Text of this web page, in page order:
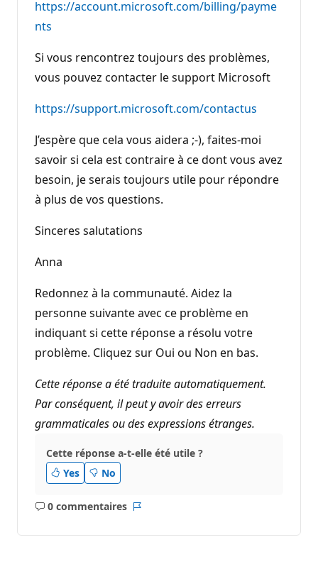
https://account.microsoft.com/billing/payme
nts
Si vous rencontrez toujours des problèmes,
vous pouvez contacter le support Microsoft
https://support.microsoft.com/contactus
J’espère que cela vous aidera ;-), faites-moi
savoir si cela est contraire à ce dont vous avez
besoin, je serais toujours utile pour répondre
à plus de vos questions.
Sinceres salutations
Anna
Redonnez à la communauté. Aidez la
personne suivante avec ce problème en
indiquant si cette réponse a résolu votre
problème. Cliquez sur Oui ou Non en bas.
Cette réponse a été traduite automatiquement.
Par conséquent, il peut y avoir des erreurs
grammaticales ou des expressions étranges.
Cette réponse a-t-elle été utile ?
Yes
No
0 commentaires
Aucun